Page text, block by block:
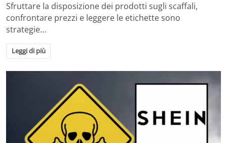
Sfruttare la disposizione dei prodotti sugli scaffali,
confrontare prezzi e leggere le etichette sono
strategie…
Leggi di più